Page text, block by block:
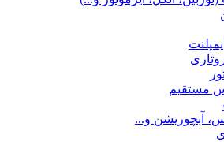
مستقیم
آبچوریشن و...